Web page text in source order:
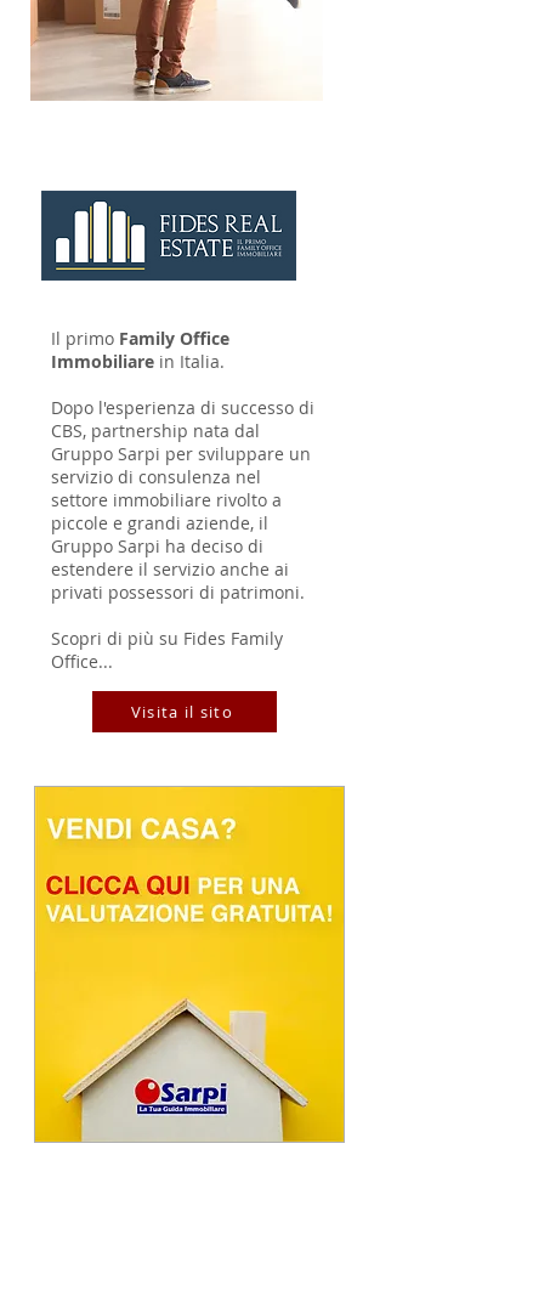
Il primo Family Office
Immobiliare in Italia.
Dopo l'esperienza di successo di
CBS, partnership nata dal
Gruppo Sarpi per sviluppare un
servizio di consulenza nel
settore immobiliare rivolto a
piccole e grandi aziende, il
Gruppo Sarpi ha deciso di
estendere il servizio anche ai
privati possessori di patrimoni.
Scopri di più su Fides Family
Office...
Visita il sito